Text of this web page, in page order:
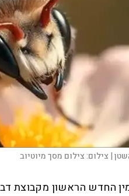
| צילום:צילום מסך מיוטיוב
החדש הראשון מקבוצת